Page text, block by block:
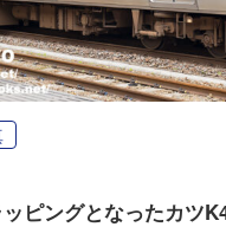
ピングとなったカツ